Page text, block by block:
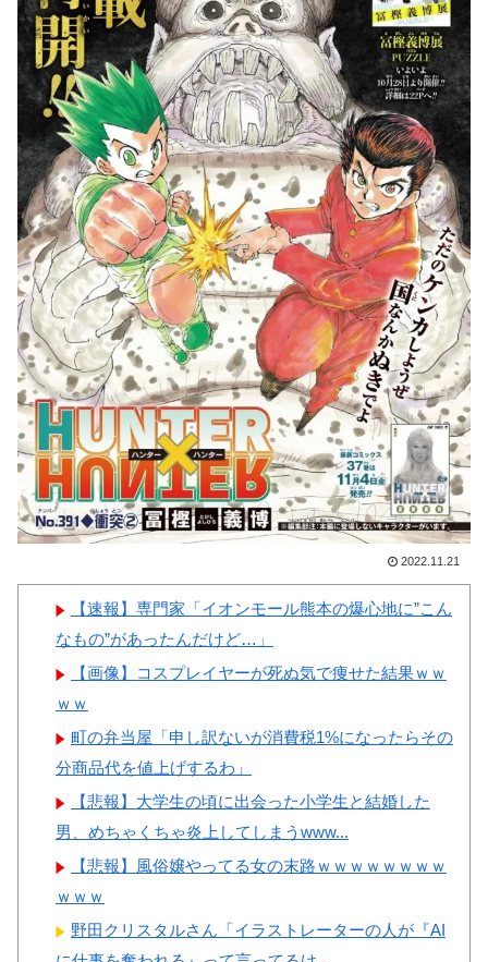
主導…JAXAの衛星「あらせ」
が観測！
舌を絡ませて、唾液交換して
── ちゅっちゅしながらの濃厚
エッ画像♪
海外「日本よ、お前がナンバ
ーワンだ」 熊本地震直後の日
本の対応のスピードに世界が衝
撃
【画像】顔100点、体30点の
女ｗｗｗ
Powered by livedoor 相互RSS
たことが発覚…（ﾌﾞﾙﾌﾞﾙ」＝
韓国の反応
韓国人「日本ではテーブルに
肘をついてはいけない？日本の
食事マナーが想像以上に厳格す
ぎて韓国人が衝撃！」→「これ
が日本の食事マナーか？‥」
韓国人「韓国サッカー協会W
杯予選で外国人審判に性接待し
たことが発覚！」
韓国人「日本が韓国文学が完
全に定着！ブームを超えて一つ
のジャンルとして日本人全員に
愛されてる模様…（ﾌﾞﾙﾌﾞﾙ」
＝韓国の反応
韓国人「韓国が韓国株式の暴
落で失ったとんでもない規模の
国民年金の金額がこちら…」
ﾙ」＝韓国の反応
Powered by livedoor 相互RSS
2022.11.21
【速報】専門家「イオンモール熊本の爆心地に”こん
なもの”があったんだけど…」
【画像】コスプレイヤーが死ぬ気で痩せた結果ｗｗ
ｗｗ
町の弁当屋「申し訳ないが消費税1%になったらその
分商品代を値上げするわ」
【悲報】大学生の頃に出会った小学生と結婚した
男、めちゃくちゃ炎上してしまうwww...
【悲報】風俗嬢やってる女の末路ｗｗｗｗｗｗｗｗ
ｗｗｗ
野田クリスタルさん「イラストレーターの人が『AI